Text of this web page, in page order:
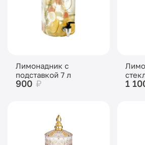
Лимонадник с
подставкой 7 л
900 ₽ 1